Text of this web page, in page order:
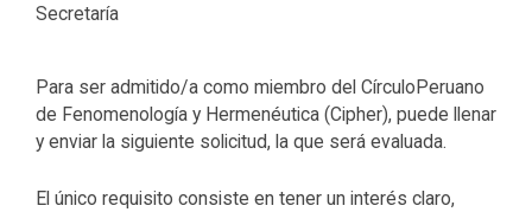
Secretaría
Para ser admitido/a como miembro del CírculoPeruano
de Fenomenología y Hermenéutica (Cipher), puede llenar
y enviar la siguiente solicitud, la que será evaluada.
El único requisito consiste en tener un interés claro,